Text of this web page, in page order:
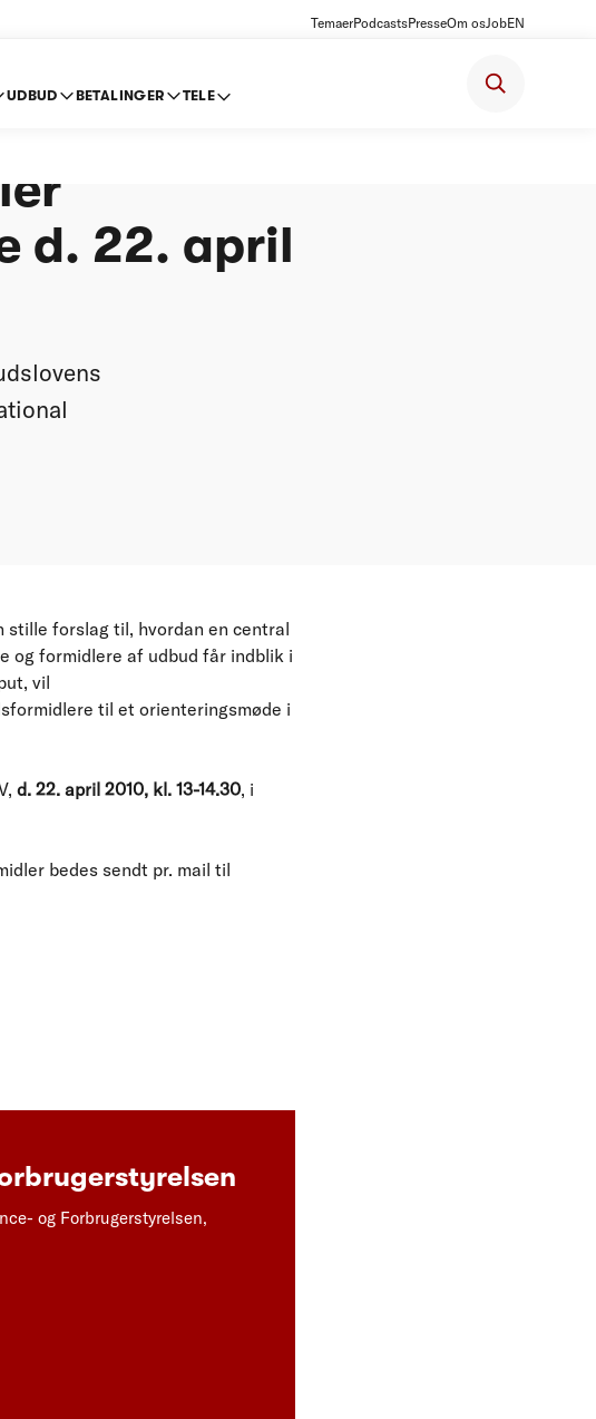
TemaerPodcastsPresseOm osJobEN
UDBUD BETALINGER TELE
d. 22. april
forslag til, hvordan en central
og formidlere af udbud får indblik i
vil
til et orienteringsmøde i
d. 22. april 2010, kl. 13-14.30, i
bedes sendt pr. mail til
og Forbrugerstyrelsen,